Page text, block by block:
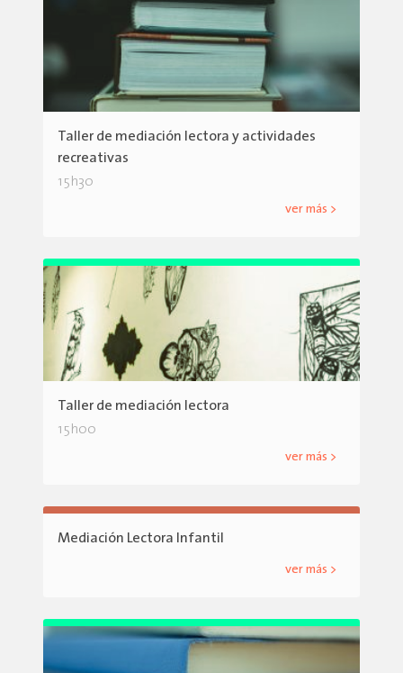
Taller de mediación lectora y actividades
recreativas
15h30
ver más >
Taller de mediación lectora
15h00
ver más >
Mediación Lectora Infantil
ver más >